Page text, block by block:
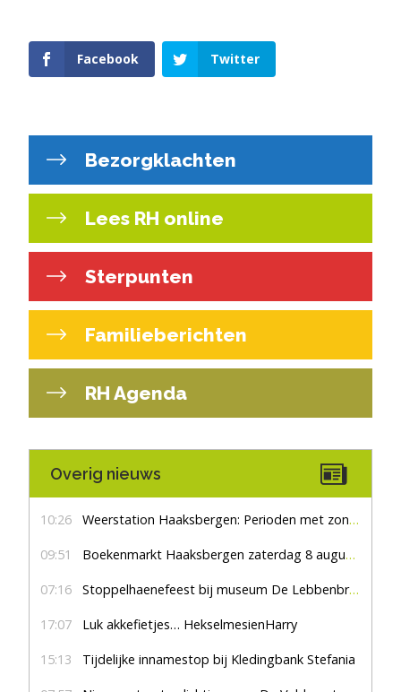
Facebook Twitter
Bezorgklachten
Lees RH online
Sterpunten
Familieberichten
RH Agenda
Overig nieuws
10:26 Weerstation Haaksbergen: Perioden met zon en droog
09:51 Boekenmarkt Haaksbergen zaterdag 8 augustus, marktplein Haaksbergen
07:16 Stoppelhaenefeest bij museum De Lebbenbrugge
17:07 Luk akkefietjes… HekselmesienHarry
15:13 Tijdelijke innamestop bij Kledingbank Stefania